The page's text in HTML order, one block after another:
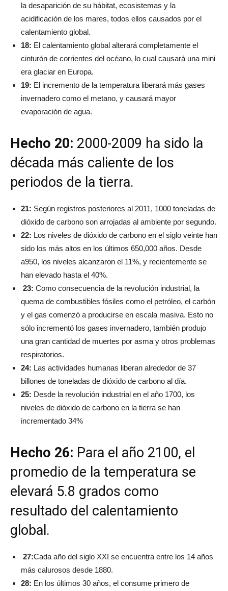
la desaparición de su hábitat, ecosistemas y la
acidificación de los mares, todos ellos causados por el
calentamiento global.
18: El calentamiento global alterará completamente el
cinturón de corrientes del océano, lo cual causará una mini
era glaciar en Europa.
19: El incremento de la temperatura liberará más gases
invernadero como el metano, y causará mayor
evaporación de agua.
Hecho 20: 2000-2009 ha sido la
década más caliente de los
periodos de la tierra.
21: Según registros posteriores al 2011, 1000 toneladas de
dióxido de carbono son arrojadas al ambiente por segundo.
22: Los niveles de dióxido de carbono en el siglo veinte han
sido los más altos en los últimos 650,000 años. Desde
a950, los niveles alcanzaron el 11%, y recientemente se
han elevado hasta el 40%.
23: Como consecuencia de la revolución industrial, la
quema de combustibles fósiles como el petróleo, el carbón
y el gas comenzó a producirse en escala masiva. Esto no
sólo incrementó los gases invernadero, también produjo
una gran cantidad de muertes por asma y otros problemas
respiratorios.
24: Las actividades humanas liberan alrededor de 37
billones de toneladas de dióxido de carbono al día.
25: Desde la revolución industrial en el año 1700, los
niveles de dióxido de carbono en la tierra se han
incrementado 34%
Hecho 26: Para el año 2100, el
promedio de la temperatura se
elevará 5.8 grados como
resultado del calentamiento
global.
27:Cada año del siglo XXI se encuentra entre los 14 años
más calurosos desde 1880.
28: En los últimos 30 años, el consume primero de